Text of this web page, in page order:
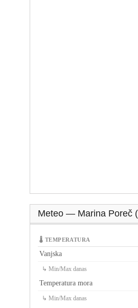
Meteo — Marina Poreč
🌡 TEMPERATURA
Vanjska
↳ Min/Max danas
Temperatura mora
↳ Min/Max danas